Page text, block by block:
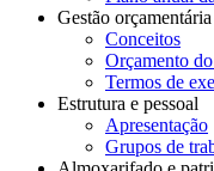
Gestão orçamentária
Conceitos
Orçamento
Termos de
Estrutura e pessoal
Apresentação
Grupos de